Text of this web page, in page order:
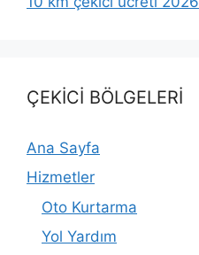
ÇEKİCİ BÖLGELERİ
Ana Sayfa
Hizmetler
Oto Kurtarma
Yol Yardım